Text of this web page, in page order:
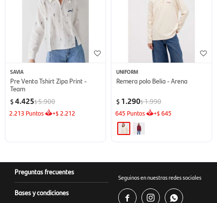
SAVIA
Pre Venta Tshirt Zipa Print -
Team
$4.425$5.900
2.213 Puntos +$ 2.212
UNIFORM
Remera polo Belia - Arena
$ 1.290$1.990
645 Puntos +$645
Preguntas frecuentes
Bases y condiciones
Seguinos en nuestras redes sociales
  